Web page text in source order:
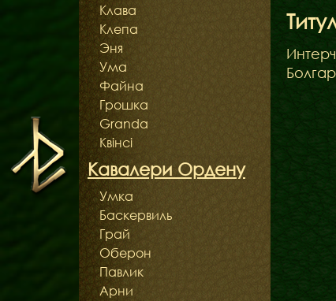
Клава
Клепа
Эня
Ума
Файна
Грошка
Granda
Квінсі
Кавалери Ордену
Умка
Баскервиль
Грай
Оберон
Павлик
Арни